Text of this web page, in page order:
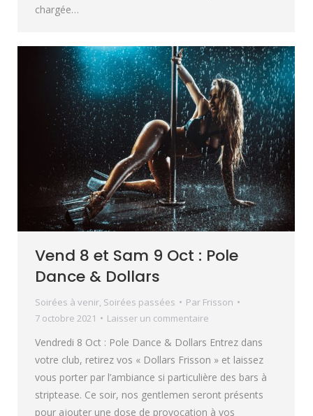
chargée…
Vend 8 et Sam 9 Oct : Pole
Dance & Dollars
Soirées à venir, Soirées passées Par Frisson
7 octobre 2021
Laisser un commentaire
Vendredi 8 Oct : Pole Dance & Dollars Entrez dans
votre club, retirez vos « Dollars Frisson » et laissez
vous porter par l’ambiance si particulière des bars à
striptease. Ce soir, nos gentlemen seront présents
pour ajouter une dose de provocation à vos